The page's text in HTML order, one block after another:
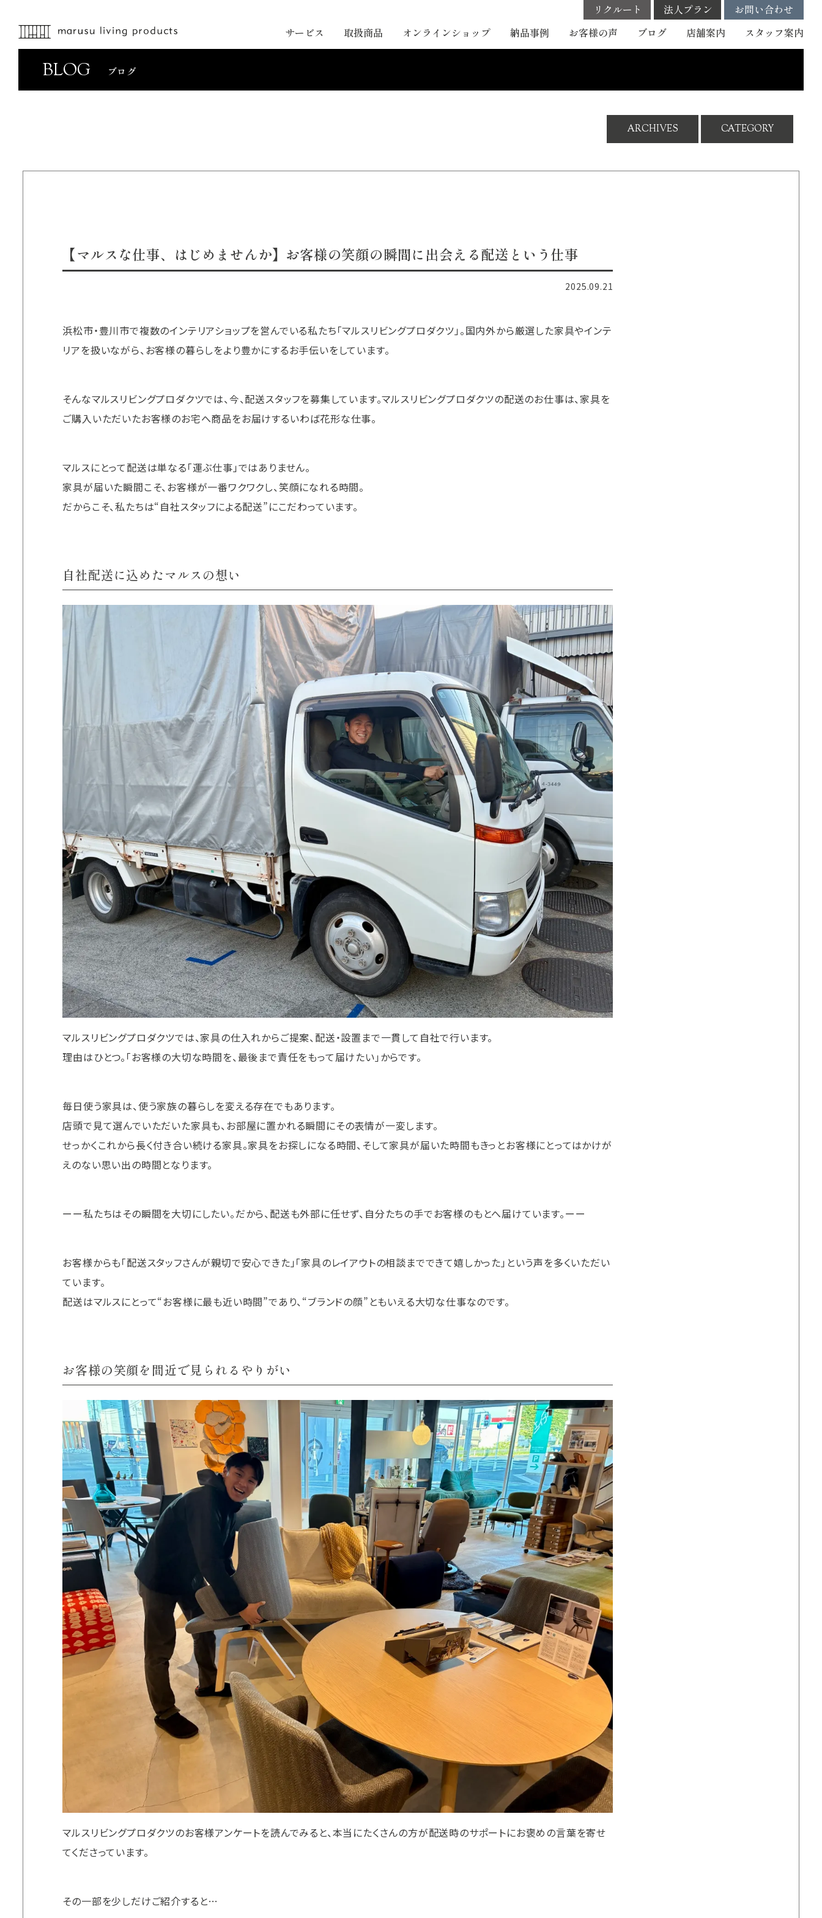
サービス 取扱商品 オンラインショップ 納品事例 お客様の声 ブログ 店舗案内 スタッフ案内
リクルート 法人プラン お問い合わせ
BLOG ブログ
ARCHIVES CATEGORY
【マルスな仕事、はじめませんか】お客様の笑顔の瞬間に出会える配送という仕事
2025.09.21
浜松市・豊川市で複数のインテリアショップを営んでいる私たち「マルスリビングプロダクツ」。国内外から厳選した家具やインテ
リアを扱いながら、お客様の暮らしをより豊かにするお手伝いをしています。
そんなマルスリビングプロダクツでは、今、配送スタッフを募集しています。マルスリビングプロダクツの配送のお仕事は、家具を
ご購入いただいたお客様のお宅へ商品をお届けするいわば花形な仕事。
マルスにとって配送は単なる「運ぶ仕事」ではありません。
家具が届いた瞬間こそ、お客様が一番ワクワクし、笑顔になれる時間。
だからこそ、私たちは“自社スタッフによる配送”にこだわっています。
自社配送に込めたマルスの想い
マルスリビングプロダクツでは、家具の仕入れからご提案、配送・設置まで一貫して自社で行います。
理由はひとつ。「お客様の大切な時間を、最後まで責任をもって届けたい」からです。
毎日使う家具は、使う家族の暮らしを変える存在でもあります。
店頭で見て選んでいただいた家具も、お部屋に置かれる瞬間にその表情が一変します。
せっかくこれから長く付き合い続ける家具。家具をお探しになる時間、そして家具が届いた時間もきっとお客様にとってはかけが
えのない思い出の時間となります。
ーー私たちはその瞬間を大切にしたい。だから、配送も外部に任せず、自分たちの手でお客様のもとへ届けています。ーー
お客様からも「配送スタッフさんが親切で安心できた」「家具のレイアウトの相談までできて嬉しかった」という声を多くいただい
ています。
配送はマルスにとって“お客様に最も近い時間”であり、“ブランドの顔”ともいえる大切な仕事なのです。
お客様の笑顔を間近で見られるやりがい
マルスリビングプロダクツのお客様アンケートを読んでみると、本当にたくさんの方が配送時のサポートにお褒めの言葉を寄せ
てくださっています。
その一部を少しだけご紹介すると…